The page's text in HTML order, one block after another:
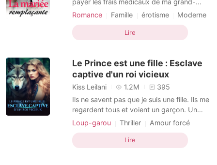
payer les frais médicaux de ma grand-
mère. Je prendrai la place d'Yvonne en
enfuie du mariage, Autumn a été forcée de
avec Charles. Dè
Romance Famille érotisme
Moderne
Mariage arrangé
Fausse identité
PDG
Arrogant Perfide
Lire
Le Prince est une fille : Esclave
captive d'un roi vicieux
Kiss Leilani 1.2M
395
Ils ne savent pas que je suis une fille. Ils me
regardent tous et voient un garçon. Un
prince. Les gens de leur espèce achètent
leurs désirs lubriques. Et quand ils ont fait
irruption dans notre royaume pour acheter
Loup-garou Thriller
Amour forcé
Vengeance
Esclave sexuel
Noble
Arrogant
Dominant Fantasie
Lire